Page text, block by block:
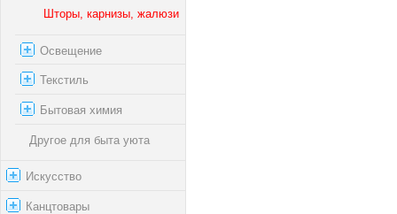
Шторы, карнизы, жалюзи
Освещение
Текстиль
Бытовая химия
Другое для быта уюта
Искусство
Канцтовары